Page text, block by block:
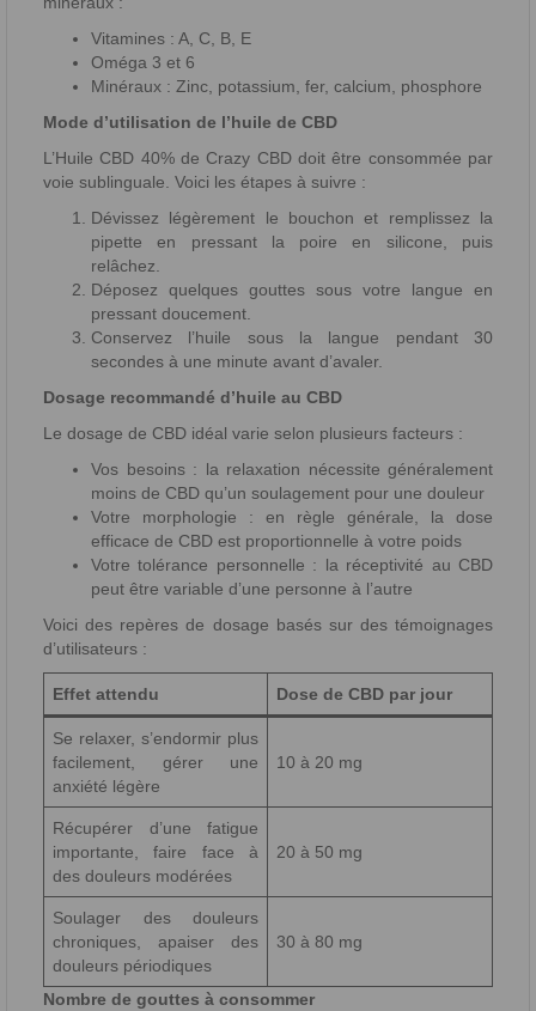
Vitamines : A, C, B, E
Oméga 3 et 6
Minéraux : Zinc, potassium, fer, calcium, phosphore
Mode d’utilisation de l’huile de CBD
L’Huile CBD 40% de Crazy CBD doit être consommée par
voie sublinguale. Voici les étapes à suivre :
Dévissez légèrement le bouchon et remplissez la
pipette en pressant la poire en silicone, puis
relâchez.
Déposez quelques gouttes sous votre langue en
pressant doucement.
Conservez l’huile sous la langue pendant 30
secondes à une minute avant d’avaler.
Dosage recommandé d’huile au CBD
Le dosage de CBD idéal varie selon plusieurs facteurs :
Vos besoins : la relaxation nécessite généralement
moins de CBD qu’un soulagement pour une douleur
Votre morphologie : en règle générale, la dose
efficace de CBD est proportionnelle à votre poids
Votre tolérance personnelle : la réceptivité au CBD
peut être variable d’une personne à l’autre
Voici des repères de dosage basés sur des témoignages
d’utilisateurs :
Effet attendu Dose de CBD par jour
Se relaxer, s’endormir plus
facilement, gérer une
anxiété légère
10 à 20 mg
Récupérer d’une fatigue
importante, faire face à
des douleurs modérées
20 à 50 mg
Soulager des douleurs
chroniques, apaiser des
douleurs périodiques
30 à 80 mg
Nombre de gouttes à consommer